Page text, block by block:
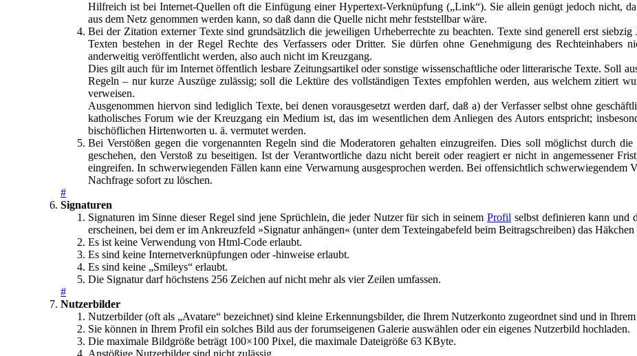
Hilfreich ist bei Internet-Quellen oft die Einfügung einer Hypertext-Verknüpfung („Link“). Sie allein genügt jedoch nicht,
aus dem Netz genommen werden kann, so daß dann die Quelle nicht mehr feststellbar wäre.
Bei der Zitation externer Texte sind grundsätzlich die jeweiligen Urheberrechte zu beachten. Texte sind generell erst
Texten bestehen in der Regel Rechte des Verfassers oder Dritter. Sie dürfen ohne Genehmigung des Rechteinhabers
anderweitig veröffentlicht werden, also auch nicht im Kreuzgang.
Dies gilt auch für im Internet öffentlich lesbare Zeitungsartikel oder sonstige wissenschaftliche oder litterarische Texte. Soll
Regeln – nur kurze Auszüge zulässig; soll die Lektüre des vollständigen Textes empfohlen werden, aus welchem zitiert
verweisen.
Ausgenommen hiervon sind lediglich Texte, bei denen vorausgesetzt werden darf, daß a) der Verfasser selbst ohne
katholisches Forum wie der Kreuzgang ein Medium ist, das im wesentlichen dem Anliegen des Autors entspricht;
bischöflichen Hirtenworten u. ä. vermutet werden.
Bei Verstößen gegen die vorgenannten Regeln sind die Moderatoren gehalten einzugreifen. Dies soll möglichst durch
geschehen, den Verstoß zu beseitigen. Ist der Verantwortliche dazu nicht bereit oder reagiert er nicht in angemessener
eingreifen. In schwerwiegenden Fällen kann eine Verwarnung ausgesprochen werden. Bei offensichtlich schwerwiegendem
Nachfrage sofort zu löschen.
#
Signaturen
Signaturen im Sinne dieser Regel sind jene Sprüchlein, die jeder Nutzer für sich in seinemProfil selbst definieren kann und
erscheinen, bei dem er im Ankreuzfeld »Signatur anhängen« (unter dem Texteingabefeld beim Beitragschreiben) das Häkchen
Es ist keine Verwendung von Html-Code erlaubt.
Es sind keine Internetverknüpfungen oder -hinweise erlaubt.
Es sind keine „Smileys“ erlaubt.
Die Signatur darf höchstens 256 Zeichen auf nicht mehr als vier Zeilen umfassen.
#
Nutzerbilder
Nutzerbilder (oft als „Avatare“ bezeichnet) sind kleine Erkennungsbilder, die Ihrem Nutzerkonto zugeordnet sind und in
Sie können in Ihrem Profil ein solches Bild aus der forumseigenen Galerie auswählen oder ein eigenes Nutzerbild hochladen.
Die maximale Bildgröße beträgt 100×100 Pixel, die maximale Dateigröße 63 KByte.